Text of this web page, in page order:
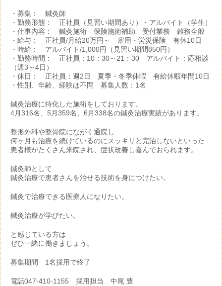
・募集： 鍼灸師
・勤務形態： 正社員（見習い期間あり）・アルバイト（学生）
・仕事内容： 鍼灸施術 保険施術補助 受付業務 雑務全般
・給与： 正社員/月給20万円～ 雇用・労災保険 有休10日
・時給： アルバイト/1,000円（見習い期間850円）
・勤務時間： 正社員：10：30～21：30 アルバイト：応相談
（週3～4日）
・休日： 正社員：週2日 夏季・冬季休暇 有給休暇年間10日
・性別、年齢、経験は不問 募集人数：1名
鍼灸治療に特化した施術をしております。
4月316名、5月359名、6月338名の鍼灸治療実績があります。
整形外科や整骨院にながく通院し
何ヶ月も治療を続けているのにスッキリと完治しないといった
患者様がたくさん来院され、症状改善し喜んでおられます。
鍼灸師として
鍼灸治療で患者さんを治せる技術を身につけたい。
鍼灸で治療できる医療人になりたい。
鍼灸治療が学びたい。
と感じている方は
ぜひ一緒に働きましょう。
募集期間 1名採用で終了
電話047-410-1155 採用担当 中尾 豊